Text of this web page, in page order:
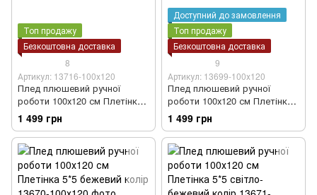
Топ продажу
Безкоштовна доставка
8
Артикул: 13716-100х120
Плед плюшевий ручної
роботи 100х120 см Плетінка
світло-бежевий колір
1 499 грн
Доступний до замовлення
Топ продажу
Безкоштовна доставка
9
Артикул: 13699-100х120
Плед плюшевий ручної
роботи 100х120 см Плетінка
бежевий колір
1 499 грн